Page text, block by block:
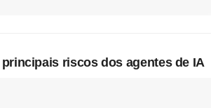
riscos dos agentes de IA